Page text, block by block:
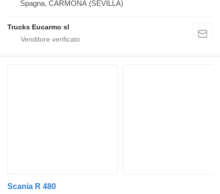
Spagna, CARMONA (SEVILLA)
Trucks Eucarmo sl
Scania R 480